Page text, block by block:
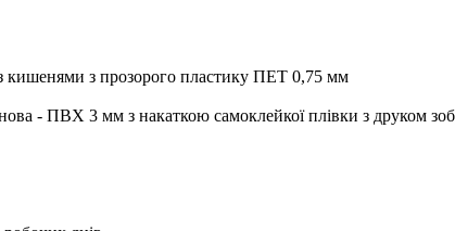
кишенями з прозорого пластику ПЕТ 0,75 мм
- ПВХ 3 мм з накаткою самоклейкої плівки з друком